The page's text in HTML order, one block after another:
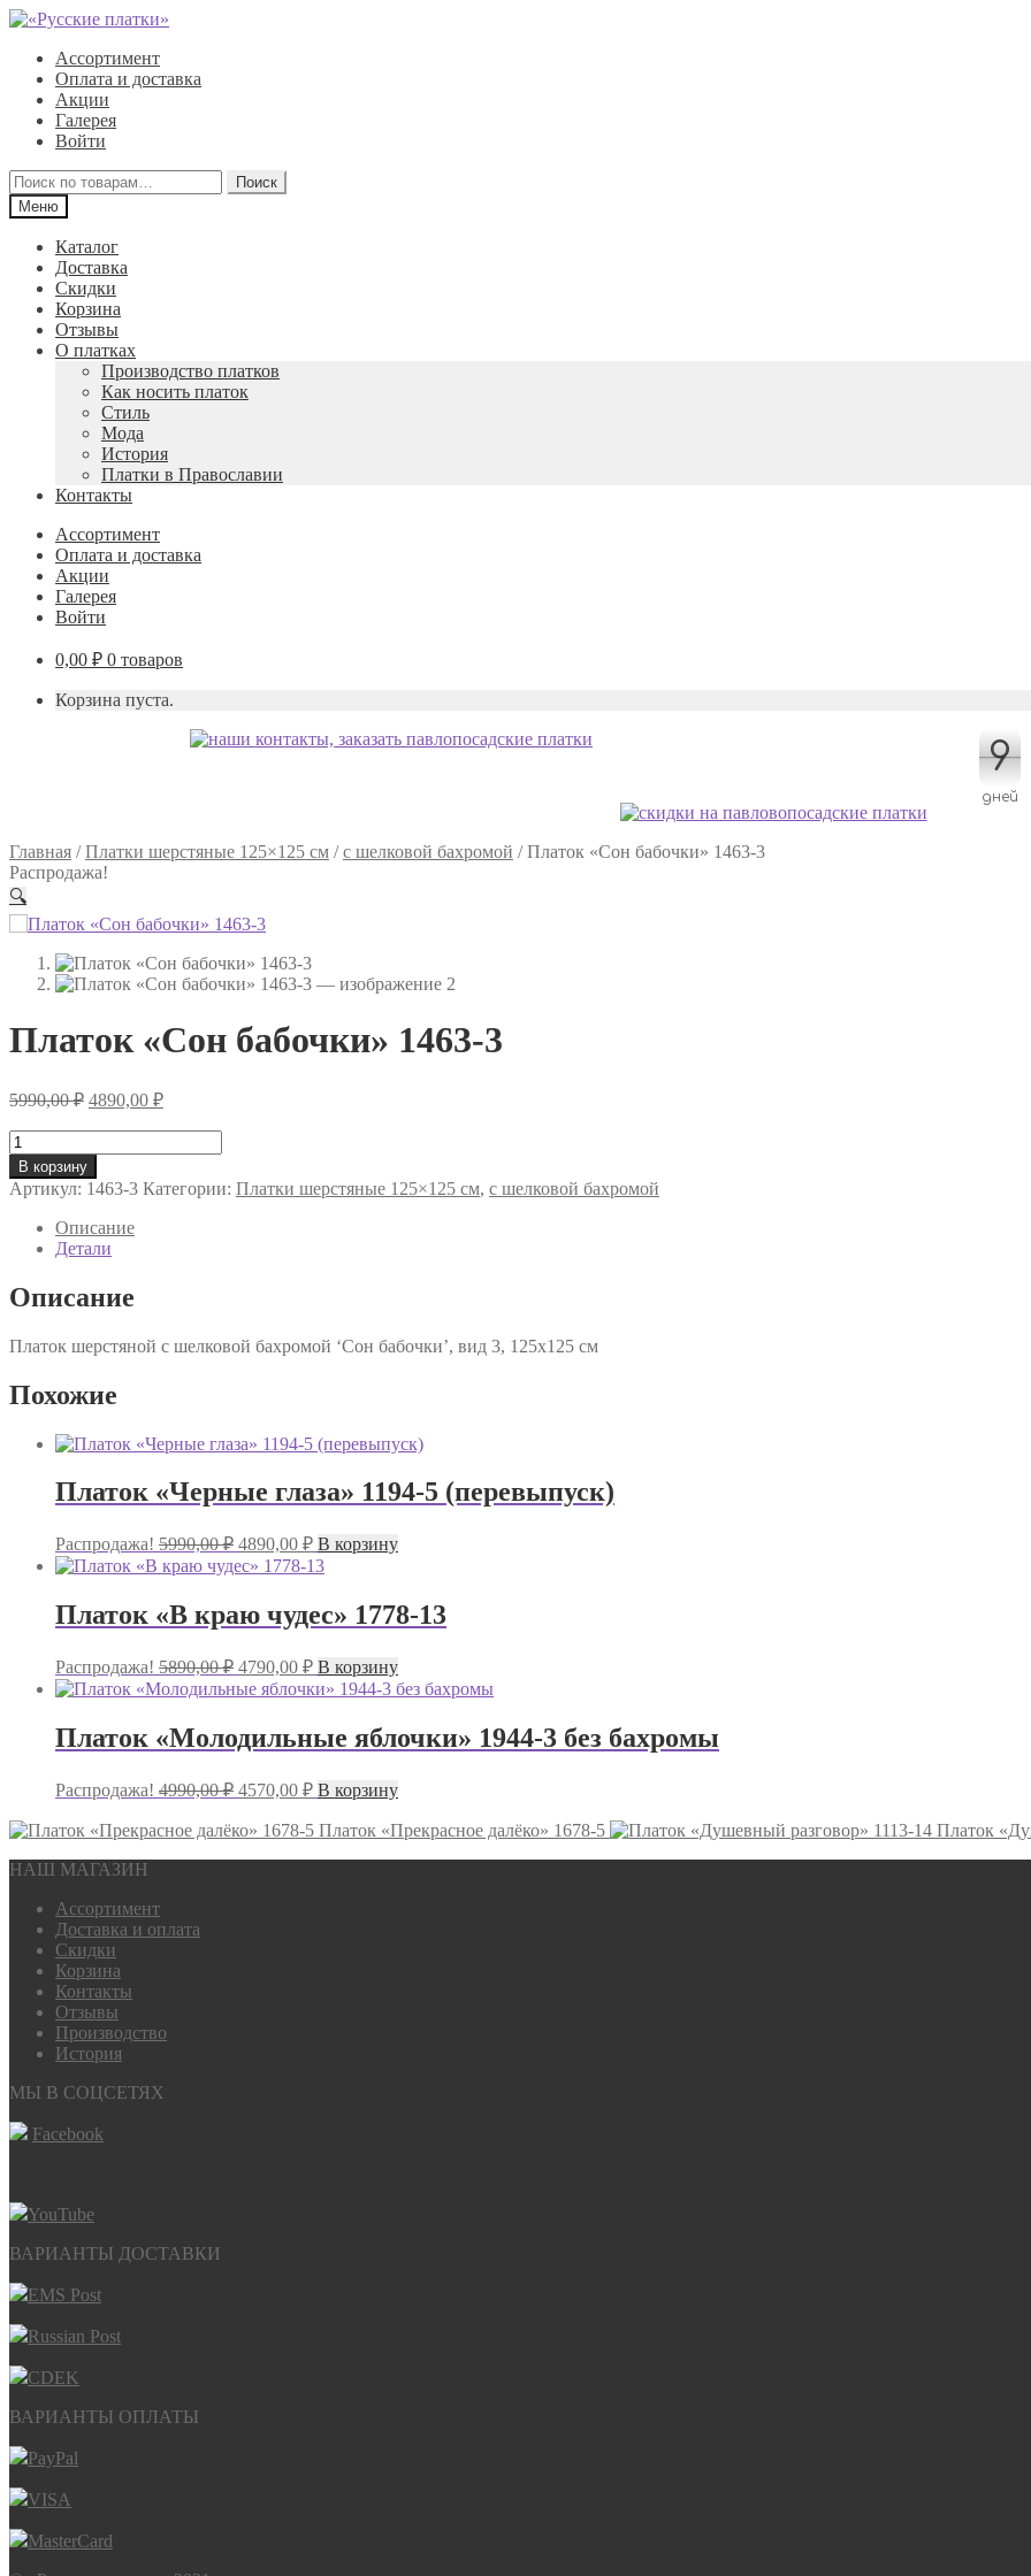
Перейти
навигации
Перейти
содержимому
Ассортимент
Оплата и доставка
Акции
Галерея
Войти
Искать:
Поиск
Меню
Каталог
Доставка
Скидки
Корзина
Отзывы
О платках
Производство платков
Как носить платок
Стиль
Мода
История
Платки в Православии
Контакты
Ассортимент
Оплата и доставка
Акции
Галерея
Войти
0,00 ₽ 0 товаров
Корзина пуста.
9
9
дней
Главная /Платки шерстяные 125×125 см /с шелковой бахромой /Платок «Сон бабочки» 1463-3
Распродажа!
🔍
Платок «Сон бабочки» 1463-3
5990,00₽ Первоначальная
составляла
5990,00 ₽.
4890,00 ₽Текущая
Количество
товара
Платок
«Сон
бабочки»
1463-
В корзину
Артикул: 1463-3 Категории: Платки шерстяные 125×125 см, с шелковой бахромой
Описание
Детали
Описание
Платок шерстяной с шелковой бахромой ‘Сон бабочки’, вид 3, 125х125 см
Похожие
Платок «Черные глаза» 1194-5 (перевыпуск)
Распродажа! 5990,00₽ Первоначальная
цена
составляла
4890,00 ₽Текущая
цена:
В корзину
Платок «В краю чудес» 1778-13
Распродажа! 5890,00₽ Первоначальная
цена
составляла
4790,00 ₽Текущая
цена:
В корзину
Платок «Молодильные яблочки» 1944-3 без бахромы
Распродажа! 4990,00₽ Первоначальная
составляла
4570,00 ₽Текущая
цена:
4570,00 ₽.
В корзину
Платок «Прекрасное далёко» 1678-5
Платок
НАШ МАГАЗИН
Ассортимент
Доставка и оплата
Скидки
Корзина
Контакты
Отзывы
Производство
История
МЫ В СОЦСЕТЯХ
Facebook
YouTube
ВАРИАНТЫ ДОСТАВКИ
EMS Post
Russian Post
CDEK
ВАРИАНТЫ ОПЛАТЫ
PayPal
VISA
MasterCard